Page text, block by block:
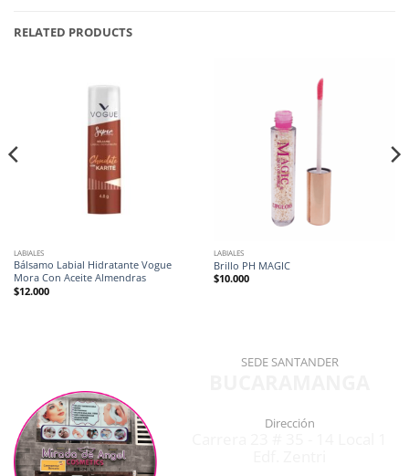
RELATED PRODUCTS
LABIALES
Bálsamo Labial Hidratante Vogue
Mora Con Aceite Almendras
$12.000
LABIALES
Brillo PH MAGIC
$10.000
SEDE SANTANDER
Dirección